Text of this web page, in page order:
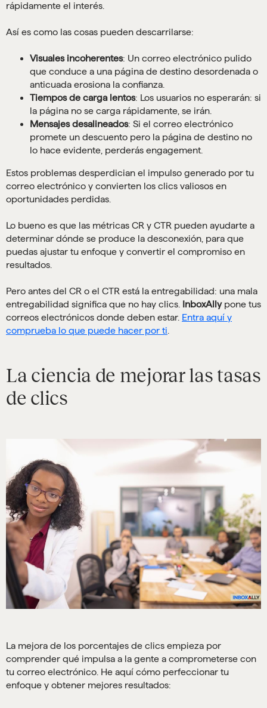
rápidamente el interés.
Así es como las cosas pueden descarrilarse:
Visuales incoherentes: Un correo electrónico pulido
que conduce a una página de destino desordenada o
anticuada erosiona la confianza.
Tiempos de carga lentos: Los usuarios no esperarán: si
la página no se carga rápidamente, se irán.
Mensajes desalineados: Si el correo electrónico
promete un descuento pero la página de destino no
lo hace evidente, perderás engagement.
Estos problemas desperdician el impulso generado por tu
correo electrónico y convierten los clics valiosos en
oportunidades perdidas.
Lo bueno es que las métricas CR y CTR pueden ayudarte a
determinar dónde se produce la desconexión, para que
puedas ajustar tu enfoque y convertir el compromiso en
resultados.
Pero antes del CR o el CTR está la entregabilidad: una mala
entregabilidad significa que no hay clics. InboxAllypone tus
correos electrónicos donde deben estar. Entra aquí y
comprueba lo que puede hacer por ti
La ciencia de mejorar las tasas
de clics
La mejora de los porcentajes de clics empieza por
comprender qué impulsa a la gente a comprometerse con
tu correo electrónico. He aquí cómo perfeccionar tu
enfoque y obtener mejores resultados: